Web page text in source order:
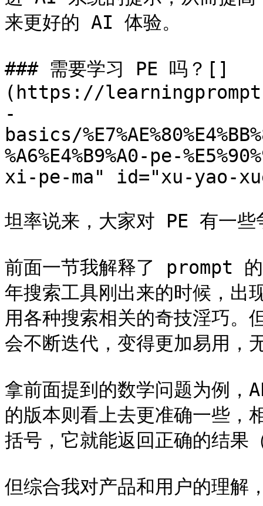
来更好的 AI 体验。
### 需要学习 PE 吗？[​]
(https://
-
basics/
%A6%E4%B9%A0-pe-
xi-pe-ma" id="xu-yao-
坦率说来，大家对 PE 有一些
前面一节我解释了 prompt 的
年搜索工具刚出来的时候，出
用各种搜索相关的奇技淫巧。
会不断迭代，变得更加易用，
拿前面提到的数学问题为例
的版本则看上去更准确一些，
括号，它就能返回正确的结
但综合我对产品和用户的理解